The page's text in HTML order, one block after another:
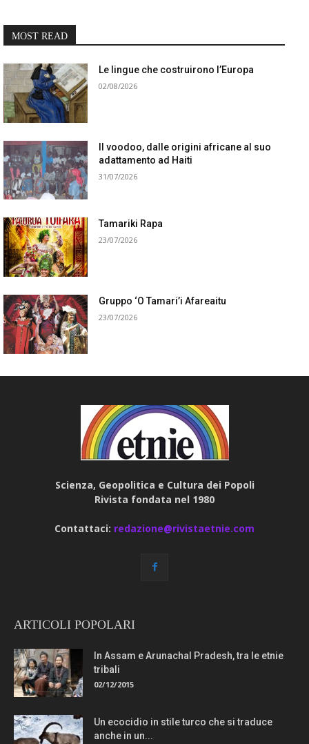
MOST READ
Le lingue che costruirono l’Europa
02/08/2026
Il voodoo, dalle origini africane al suo
adattamento ad Haiti
31/07/2026
Tamariki Rapa
23/07/2026
Gruppo ‘O Tamari’i Afareaitu
23/07/2026
Scienza, Geopolitica e Cultura dei Popoli
Rivista fondata nel 1980
Contattaci: redazione@rivistaetnie.com
ARTICOLI POPOLARI
In Assam e Arunachal Pradesh, tra le etnie
tribali
02/12/2015
Un ecocidio in stile turco che si traduce
anche in un...